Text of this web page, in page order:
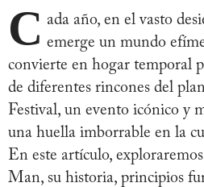
C ada año, en el vasto
emerge un mundo
convierte en hogar temporal
de diferentes rincones del
Festival, un evento icónico y
una huella imborrable en la
En este artículo,
Man, su historia, principios